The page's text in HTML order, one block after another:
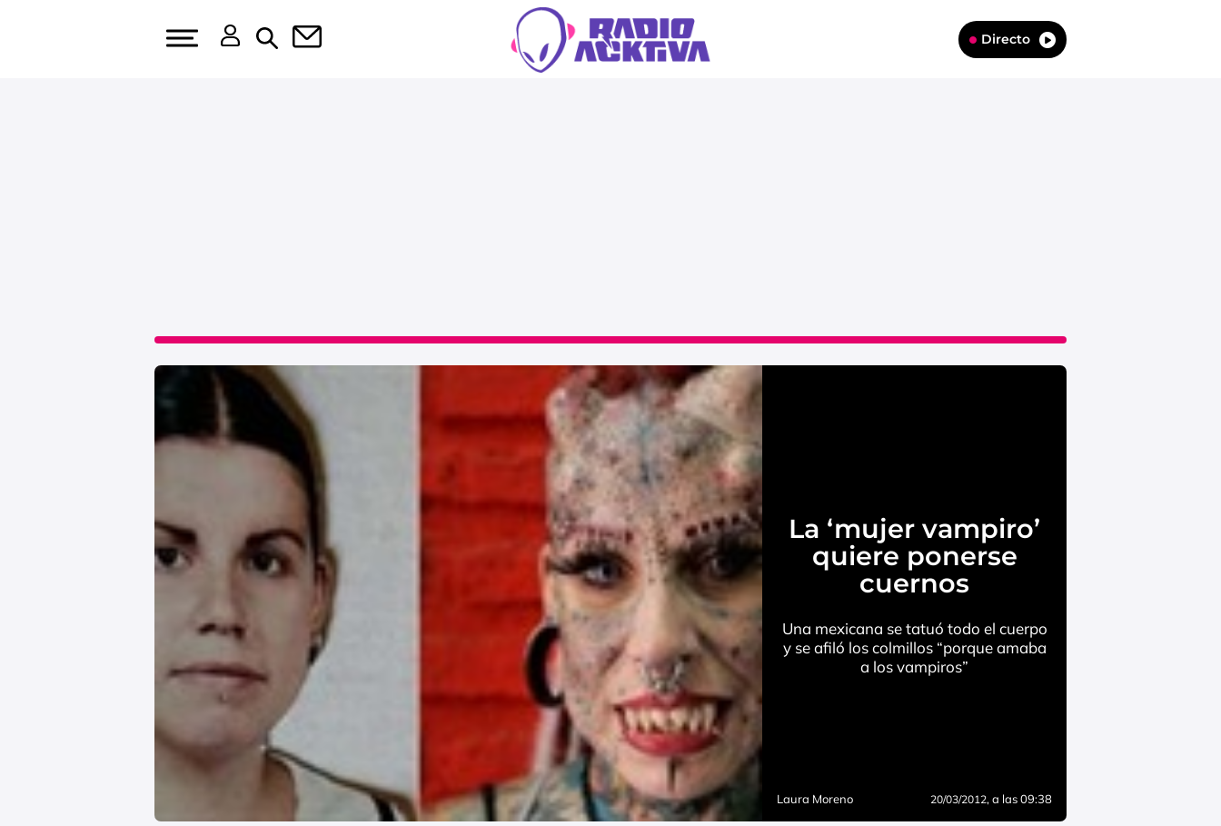
Directo
La ‘mujer vampiro’
quiere ponerse
cuernos
Una mexicana se tatuó todo el cuerpo
y se afiló los colmillos “porque amaba
a los vampiros”
Laura Moreno 20/03/2012, a las 09:38